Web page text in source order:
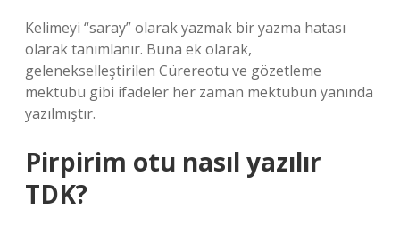
Kelimeyi “saray” olarak yazmak bir yazma hatası
olarak tanımlanır. Buna ek olarak,
gelenekselleştirilen Cürereotu ve gözetleme
mektubu gibi ifadeler her zaman mektubun yanında
yazılmıştır.
Pirpirim otu nasıl yazılır
TDK?